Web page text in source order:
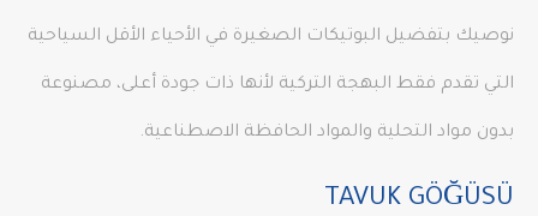
نوصيك بتفضيل البوتيكات الصغيرة في الأحياء الأقل السياحية
التي تقدم فقط البهجة التركية لأنها ذات جودة أعلى، مصنوعة
بدون مواد التحلية والمواد الحافظة الاصطناعية.
TAVUK GÖĞÜSÜ